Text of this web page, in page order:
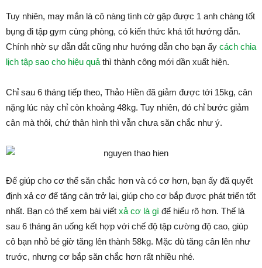
Tuy nhiên, may mắn là cô nàng tình cờ gặp được 1 anh chàng tốt
bụng đi tập gym cùng phòng, có kiến thức khá tốt hướng dẫn.
Chính nhờ sự dẫn dắt cũng như hướng dẫn cho bạn ấy cách chia
lịch tập sao cho hiệu quả thì thành công mới dần xuất hiện.
Chỉ sau 6 tháng tiếp theo, Thảo Hiền đã giảm được tới 15kg, cân
nặng lúc này chỉ còn khoảng 48kg. Tuy nhiên, đó chỉ bước giảm
cân mà thôi, chứ thân hình thì vẫn chưa săn chắc như ý.
Để giúp cho cơ thể săn chắc hơn và có cơ hơn, bạn ấy đã quyết
định xả cơ để tăng cân trở lại, giúp cho cơ bắp được phát triển tốt
nhất. Bạn có thể xem bài viết xả cơ là gì để hiểu rõ hơn. Thế là
sau 6 tháng ăn uống kết hợp với chế độ tập cường độ cao, giúp
cô bạn nhỏ bé giờ tăng lên thành 58kg. Mặc dù tăng cân lên như
trước, nhưng cơ bắp săn chắc hơn rất nhiều nhé.